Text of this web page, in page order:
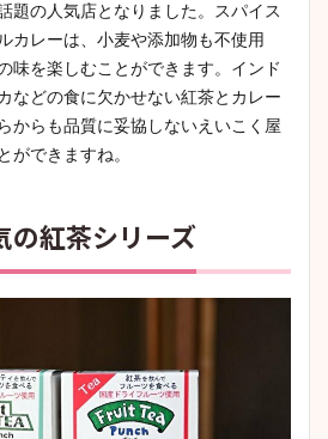
題の人気店となりました。スパイス
カレーは、小麦や添加物も不使用
味を楽しむことができます。インド
などの食に欠かせない紅茶とカレー
からも品質に妥協しないえいこく屋
ができますね。
の紅茶シリーズ